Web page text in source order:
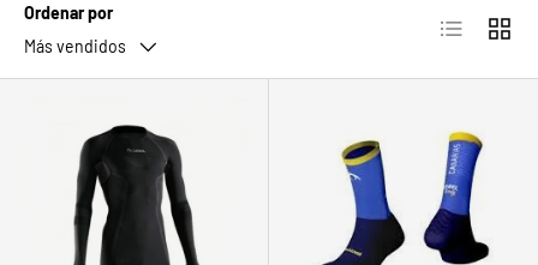
Ordenar por
Más vendidos
Lista